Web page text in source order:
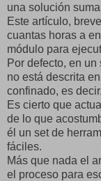
una solución
Este artículo,
cuantas horas a
módulo para
Por defecto, en
no está descrita
confinado, es
Es cierto que
de lo que
él un set de
fáciles.
Más que nada el
el proceso para